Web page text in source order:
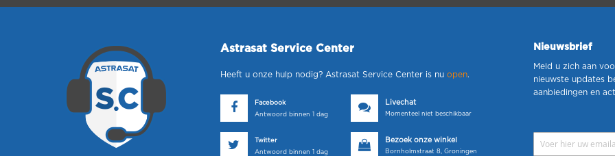
Astrasat Service Center
Heeft u onze hulp nodig? Astrasat Service Center is nu open.
Facebook
Antwoord binnen 1 dag
Livechat
Momenteel niet beschikbaar
Twitter
Antwoord binnen 1 dag
Bezoek onze winkel
Bornholmstraat 8, Groningen
Nieuwsbrief
Meld u zich aan
nieuwste updates
aanbiedingen en